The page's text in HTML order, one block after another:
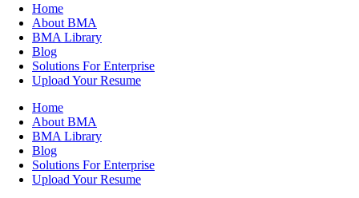
Home
About BMA
BMA Library
Blog
Solutions For Enterprise
Upload Your Resume
Home
About BMA
BMA Library
Blog
Solutions For Enterprise
Upload Your Resume